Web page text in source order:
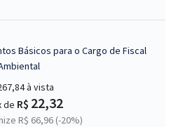
Básicos para o Cargo de Fiscal
à vista
de R$ 22,32
R$ 66,96 (-20%)